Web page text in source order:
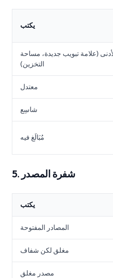
يكتب
(علامة تبويب جديدة، مساحة
التخزين)
معتدل
شاسِع
مُبَالَغ فيه
5. شفرة المصدر
يكتب
المصادر المفتوحة
مغلق لكن شفاف
مصدر مغلق